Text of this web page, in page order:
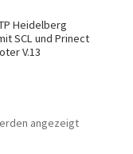
Heidelberg
SCL und Prinect
V.13
angezeigt